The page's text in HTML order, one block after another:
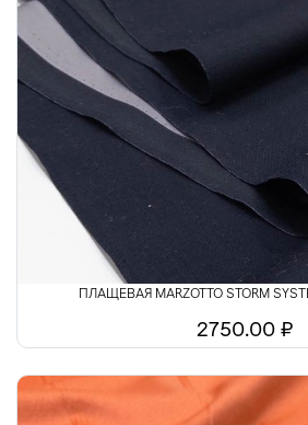
ПЛАЩЕВАЯ MARZOTTO STORM
2750.00 ₽